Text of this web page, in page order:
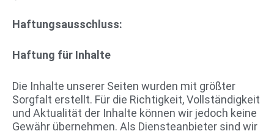
Haftungsausschluss:
Haftung für Inhalte
Die Inhalte unserer Seiten wurden mit größter
Sorgfalt erstellt. Für die Richtigkeit, Vollständigkeit
und Aktualität der Inhalte können wir jedoch keine
Gewähr übernehmen. Als Diensteanbieter sind wir